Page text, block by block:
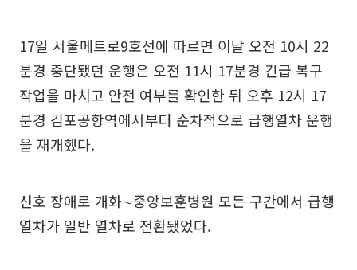
17일 서울메트로9호선에 따르면 이날 오전 10시 22
분경 중단됐던 운행은 오전 11시 17분경 긴급 복구
작업을 마치고 안전 여부를 확인한 뒤 오후 12시 17
분경 김포공항역에서부터 순차적으로 급행열차 운행
을 재개했다.
신호 장애로 개화∼중앙보훈병원 모든 구간에서 급행
열차가 일반 열차로 전환됐었다.